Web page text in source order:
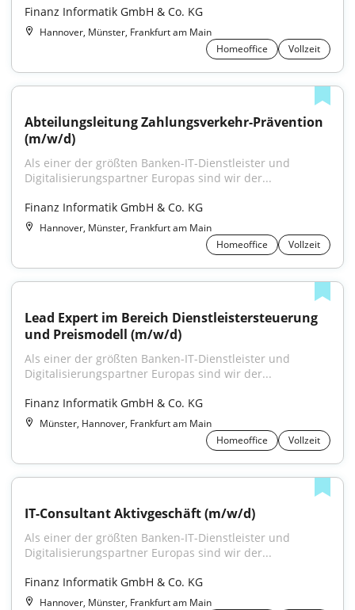
Finanz Informatik GmbH & Co. KG
Hannover, Münster, Frankfurt am Main
Homeoffice
Vollzeit
Abteilungsleitung Zahlungsverkehr-Prävention
(m/w/d)
Als einer der größten Banken-IT-Dienstleister und
Digitalisierungspartner Europas sind wir der...
Finanz Informatik GmbH & Co. KG
Hannover, Münster, Frankfurt am Main
Homeoffice
Vollzeit
Lead Expert im Bereich Dienstleistersteuerung
und Preismodell (m/w/d)
Als einer der größten Banken-IT-Dienstleister und
Digitalisierungspartner Europas sind wir der...
Finanz Informatik GmbH & Co. KG
Münster, Hannover, Frankfurt am Main
Homeoffice
Vollzeit
IT-Consultant Aktivgeschäft (m/w/d)
Als einer der größten Banken-IT-Dienstleister und
Digitalisierungspartner Europas sind wir der...
Finanz Informatik GmbH & Co. KG
Hannover, Münster, Frankfurt am Main